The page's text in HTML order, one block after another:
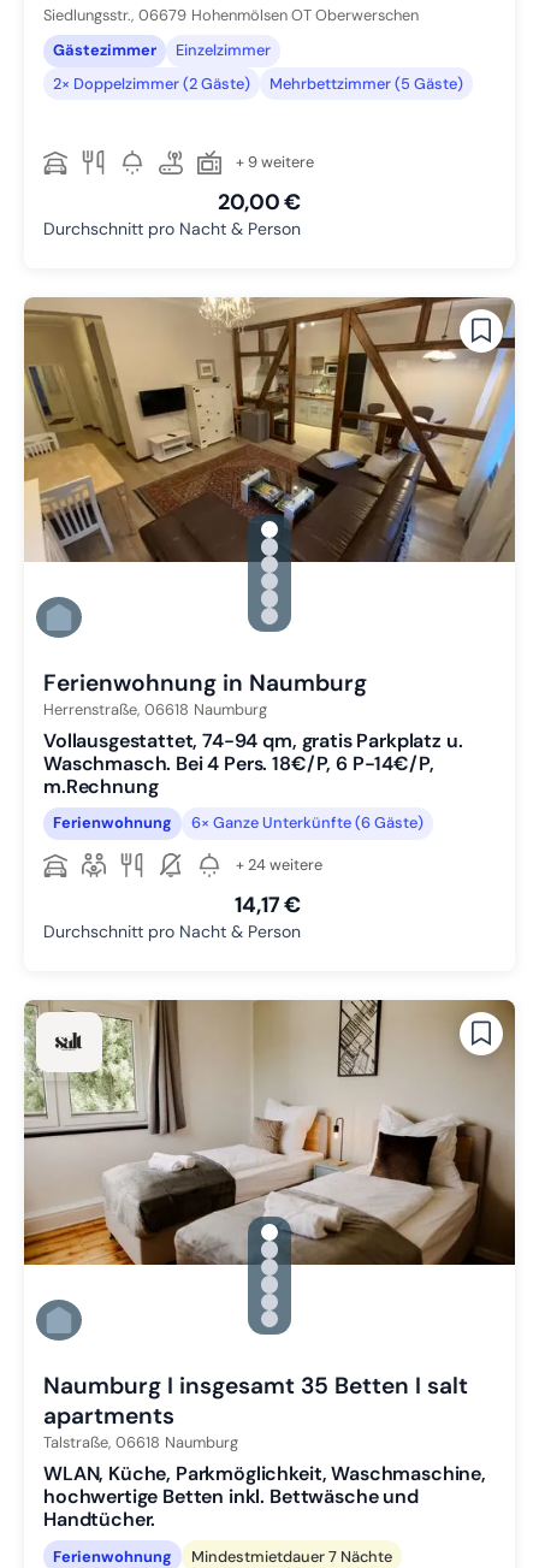
Siedlungsstr., 06679 Hohenmölsen OT Oberwerschen
Gästezimmer
Einzelzimmer
2× Doppelzimmer (2 Gäste)
Mehrbettzimmer (5 Gäste)
+ 9 weitere
20,00 €
Durchschnitt pro Nacht & Person
gallery.slide_selector
Zu Slide 1 wechseln
Zu Slide 2 wechseln
Zu Slide 3 wechseln
Zu Slide 4 wechseln
Zu Slide 5 wechseln
Zu Slide 6 wechseln
Ferienwohnung in Naumburg
Herrenstraße, 06618 Naumburg
Vollausgestattet, 74-94 qm, gratis Parkplatz u.
Waschmasch. Bei 4 Pers. 18€/P, 6 P-14€/P,
m.Rechnung
Ferienwohnung 6× Ganze Unterkünfte (6 Gäste)
+ 24 weitere
14,17 €
Durchschnitt pro Nacht & Person
gallery.slide_selector
Zu Slide 1 wechseln
Zu Slide 2 wechseln
Zu Slide 3 wechseln
Zu Slide 4 wechseln
Zu Slide 5 wechseln
Zu Slide 6 wechseln
Naumburg I insgesamt 35 Betten I salt
apartments
Talstraße, 06618 Naumburg
WLAN, Küche, Parkmöglichkeit, Waschmaschine,
hochwertige Betten inkl. Bettwäsche und
Handtücher.
Ferienwohnung
Mindestmietdauer 7 Nächte